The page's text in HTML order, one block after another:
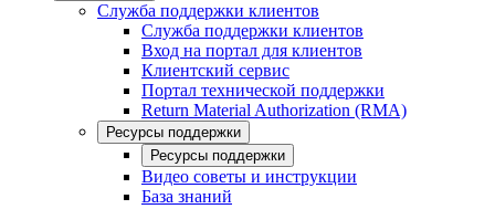
Служба поддержки клиентов
Служба поддержки клиентов
Вход на портал для клиентов
Клиентский сервис
Портал технической поддержки
Return Material Authorization (RMA)
Ресурсы поддержки
Ресурсы поддержки
Видео советы и инструкции
База знаний